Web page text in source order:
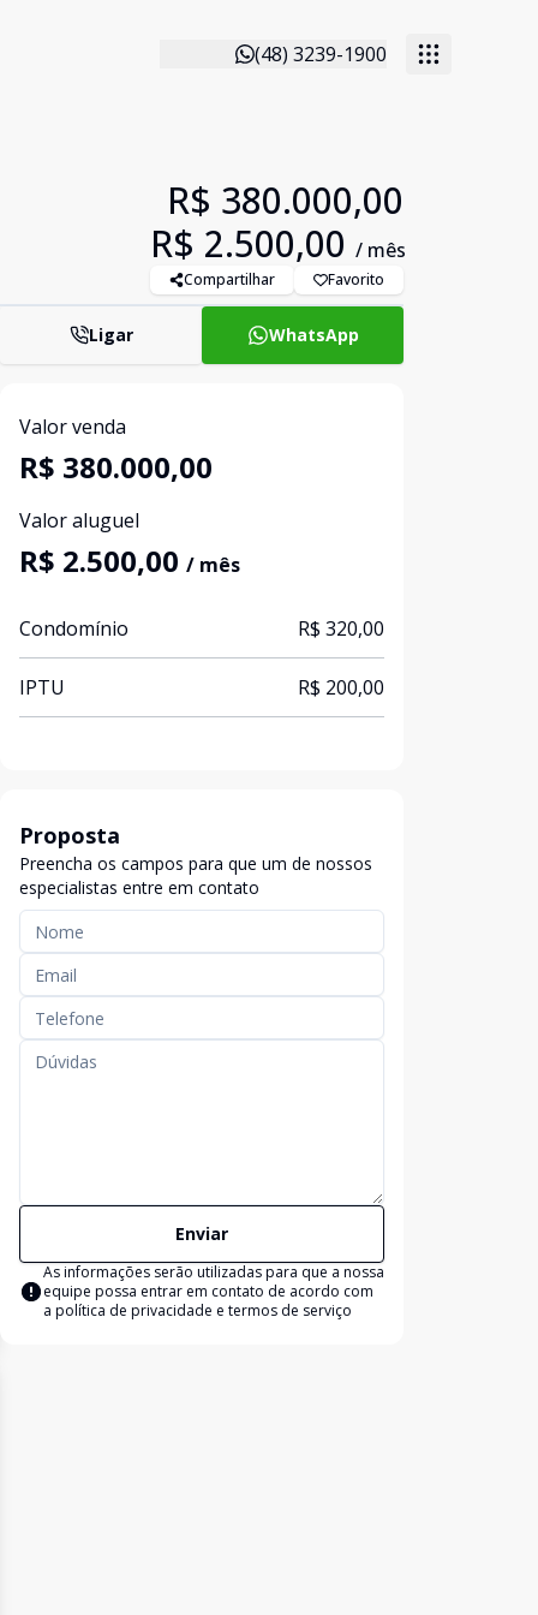
(48) 3239-1900
R$ 380.000,00
R$ 2.500,00 / mês
Compartilhar Favorito
Ligar WhatsApp
Valor venda
R$ 380.000,00
Valor aluguel
R$ 2.500,00 / mês
Condomínio R$ 320,00
IPTU R$ 200,00
Proposta
Preencha os campos para que um de nossos
especialistas entre em contato
Enviar
As informações serão utilizadas para que a nossa
equipe possa entrar em contato de acordo com
a política de privacidade e termos de serviço